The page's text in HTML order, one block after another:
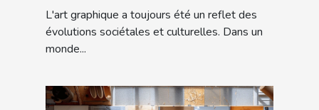
lithographies modernes
L'art graphique a toujours été un reflet des
évolutions sociétales et culturelles. Dans un
monde...